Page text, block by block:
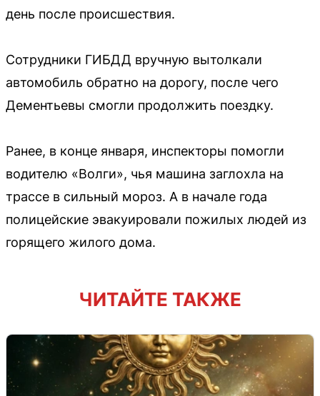
день после происшествия.
Сотрудники ГИБДД вручную вытолкали
автомобиль обратно на дорогу, после чего
Дементьевы смогли продолжить поездку.
Ранее, в конце января, инспекторы помогли
водителю «Волги», чья машина заглохла на
трассе в сильный мороз. А в начале года
полицейские эвакуировали пожилых людей из
горящего жилого дома.
ЧИТАЙТЕ ТАКЖЕ